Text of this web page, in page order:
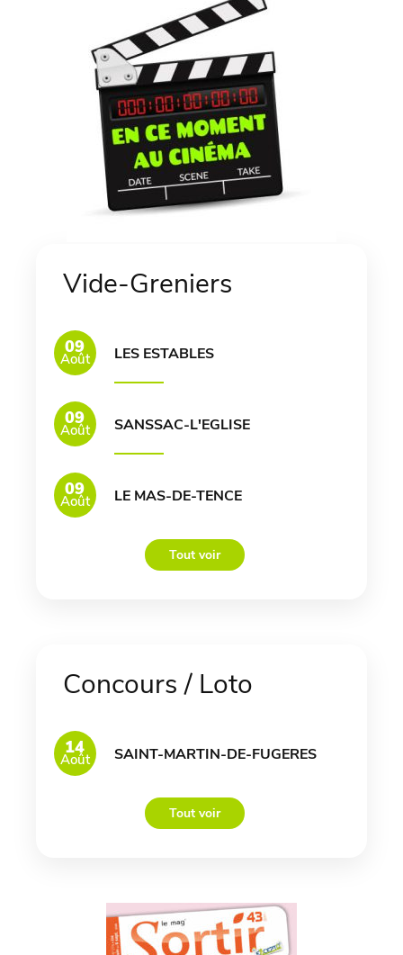
Vide-Greniers
09
Août LES ESTABLES
09
Août SANSSAC-L'EGLISE
09
Août LE MAS-DE-TENCE
Tout voir
Concours / Loto
14
Août SAINT-MARTIN-DE-FUGERES
Tout voir